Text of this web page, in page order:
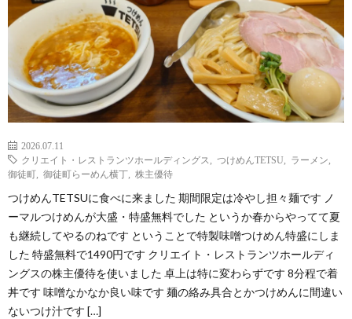
2026.07.11
クリエイト・レストランツホールディングス
つけめんTETSU ラーメン
御徒町
御徒町らーめん横丁 株主優待
つけめんTETSUに食べに来ました 期間限定は冷やし担々麺です ノ
ーマルつけめんが大盛・特盛無料でした というか春からやってて夏
も継続してやるのねです ということで特製味噌つけめん特盛にしま
した 特盛無料で1490円です クリエイト・レストランツホールディ
ングスの株主優待を使いました 卓上は特に変わらずです 8分程で着
丼です 味噌なかなか良い味です 麺の絡み具合とかつけめんに間違い
ないつけ汁です […]